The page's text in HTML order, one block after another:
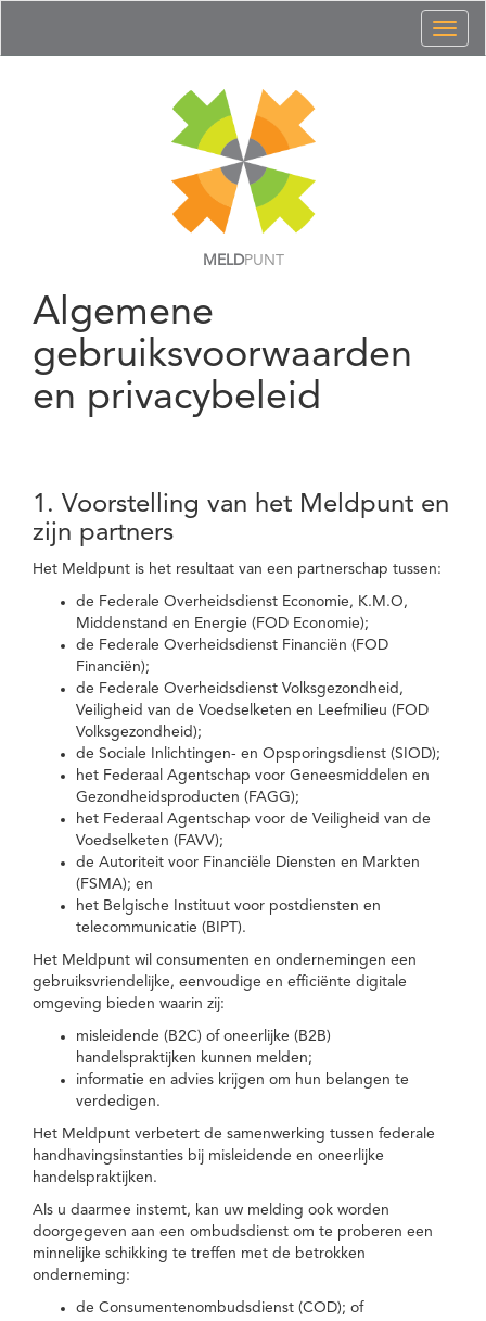
MELDPUNT
Algemene
gebruiksvoorwaarden
en privacybeleid
1. Voorstelling van het Meldpunt en
zijn partners
Het Meldpunt is het resultaat van een partnerschap tussen:
de Federale Overheidsdienst Economie, K.M.O,
Middenstand en Energie (FOD Economie);
de Federale Overheidsdienst Financiën (FOD
Financiën);
de Federale Overheidsdienst Volksgezondheid,
Veiligheid van de Voedselketen en Leefmilieu (FOD
Volksgezondheid);
de Sociale Inlichtingen- en Opsporingsdienst (SIOD);
het Federaal Agentschap voor Geneesmiddelen en
Gezondheidsproducten (FAGG);
het Federaal Agentschap voor de Veiligheid van de
Voedselketen (FAVV);
de Autoriteit voor Financiële Diensten en Markten
(FSMA); en
het Belgische Instituut voor postdiensten en
telecommunicatie (BIPT).
Het Meldpunt wil consumenten en ondernemingen een
gebruiksvriendelijke, eenvoudige en efficiënte digitale
omgeving bieden waarin zij:
misleidende (B2C) of oneerlijke (B2B)
handelspraktijken kunnen melden;
informatie en advies krijgen om hun belangen te
verdedigen.
Het Meldpunt verbetert de samenwerking tussen federale
handhavingsinstanties bij misleidende en oneerlijke
handelspraktijken.
Als u daarmee instemt, kan uw melding ook worden
doorgegeven aan een ombudsdienst om te proberen een
minnelijke schikking te treffen met de betrokken
onderneming:
de Consumentenombudsdienst (COD); of